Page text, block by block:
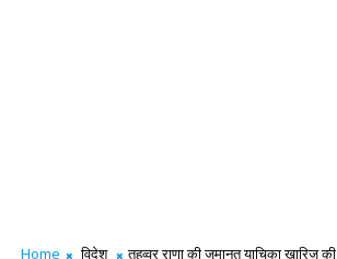
Home विदेश तहव्वुर राणा की जमानत याचिका खारिज की